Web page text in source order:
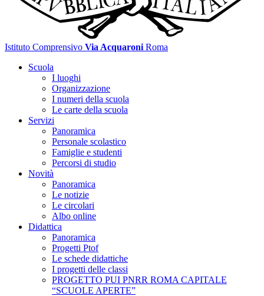
Istituto Comprensivo Via Acquaroni Roma
Scuola
I luoghi
Organizzazione
I numeri della scuola
Le carte della scuola
Servizi
Panoramica
Personale scolastico
Famiglie e studenti
Percorsi di studio
Novità
Panoramica
Le notizie
Le circolari
Albo online
Didattica
Panoramica
Progetti Ptof
Le schede didattiche
I progetti delle classi
PROGETTO PUI PNRR ROMA CAPITALE
“SCUOLE APERTE”